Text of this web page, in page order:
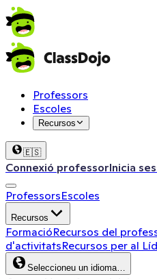
Professors
Escoles
Recursos
🇪🇸
Connexió professorInicia
ProfessorsEscoles
Recursos
FormacióRecursos del
d'activitatsRecursos per al
Seleccioneu un idioma…